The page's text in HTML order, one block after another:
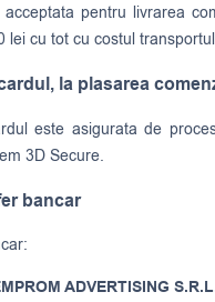
pentru livrarea
lei cu tot cu costul
la plasarea
este asigurata de
3D Secure.
bancar
ADVERTISING